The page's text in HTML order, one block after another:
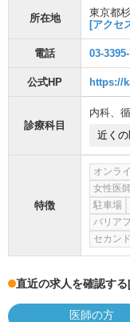
所在地
東京都
[アクセ
電話 03-
公式HP https://
診療科目
内科、
近く
特徴
オンラ
女性医師
駐車場
バリア
セカン
直近の求人を確認する
医師の方